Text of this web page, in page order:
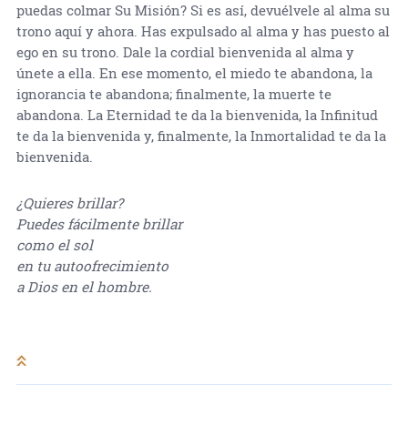
puedas colmar Su Misión? Si es así, devuélvele al alma su
trono aquí y ahora. Has expulsado al alma y has puesto al
ego en su trono. Dale la cordial bienvenida al alma y
únete a ella. En ese momento, el miedo te abandona, la
ignorancia te abandona; finalmente, la muerte te
abandona. La Eternidad te da la bienvenida, la Infinitud
te da la bienvenida y, finalmente, la Inmortalidad te da la
bienvenida.
¿Quieres brillar?
Puedes fácilmente brillar
como el sol
en tu autoofrecimiento
a Dios en el hombre.